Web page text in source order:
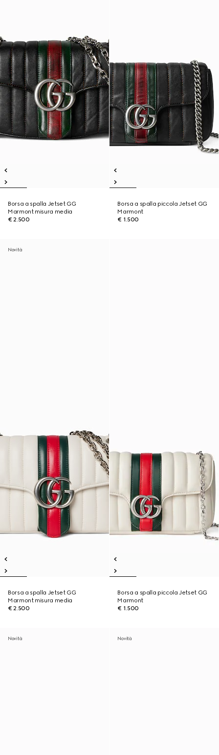
Borsa a spalla Jetset GG
Marmont misura media
€ 2.500
Borsa a spalla piccola Jetset GG
Marmont
€ 1.500
Novità
Borsa a spalla Jetset GG
Marmont misura media
€ 2.500
Borsa a spalla piccola Jetset GG
Marmont
€ 1.500
Novità Novità